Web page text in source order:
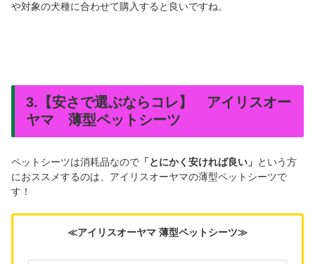
や対象の犬種に合わせて購入すると良いですね。
3.【安さで選ぶならコレ】 アイリスオー
ヤマ 薄型ペットシーツ
ペットシーツは消耗品なので 「とにかく安ければ良い」 という方
におススメするのは、アイリスオーヤマの薄型ペットシーツで
す！
≪アイリスオーヤマ 薄型ペットシーツ≫